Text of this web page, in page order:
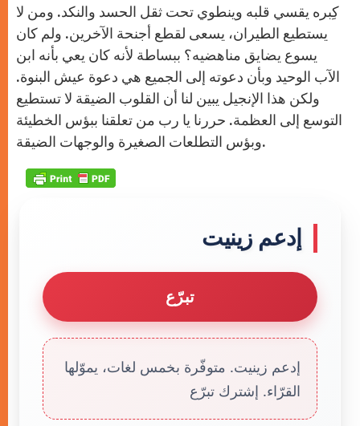
كِبره يقسي قلبه وينطوي تحت ثقل الحسد والنكد. ومن لا
يستطيع الطيران، يسعى لقطع أجنحة الآخرين. ولم كان
يسوع يضايق مناهضيه؟ ببساطة لأنه كان يعي بأنه ابن
الآب الوحيد وبأن دعوته إلى الجميع هي دعوة عيش البنوة.
ولكن هذا الإنجيل يبين لنا أن القلوب الضيقة لا تستطيع
التوسع إلى العظمة. حررنا يا رب من تعلقنا ببؤس الخطيئة
وبؤس التطلعات الصغيرة والوجهات الضيقة.
إدعم زينيت
تبرّع
إدعم زينيت. متوفّرة بخمس لغات، يموّلها
القرّاء. إشترك تبرّع